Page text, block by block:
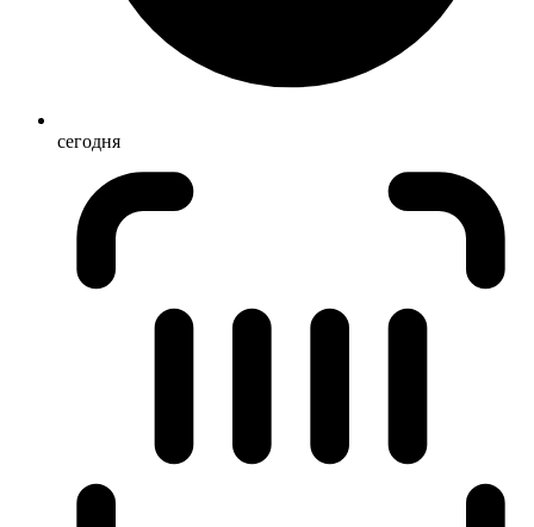
сегодня